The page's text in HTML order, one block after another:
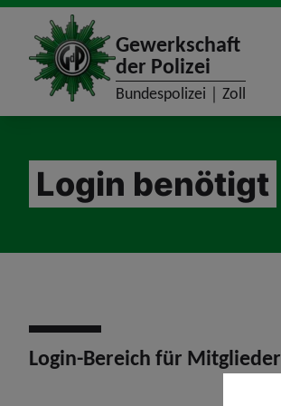
site_logo
Gewerkschaft
der Polizei
Bundespolizei｜Zoll
Login benötigt
Login-Bereich für Mitglieder